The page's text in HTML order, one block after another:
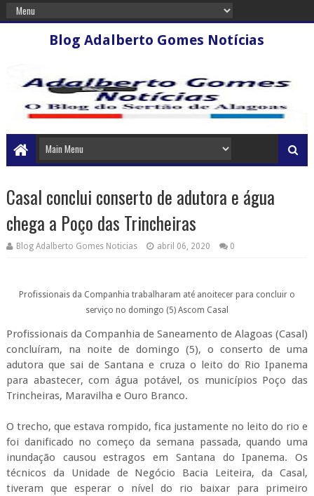
Blog Adalberto Gomes Notícias
Casal conclui conserto de adutora e água
chega a Poço das Trincheiras
Blog Adalberto Gomes Noticias abril 06, 2020 0
Profissionais da Companhia trabalharam até anoitecer para concluir o
serviço no domingo (5) Ascom Casal
Profissionais da Companhia de Saneamento de Alagoas (Casal)
concluíram, na noite de domingo (5), o conserto de uma
adutora que sai de Santana e cruza o leito do Rio Ipanema
para abastecer, com água potável, os municípios Poço das
Trincheiras, Maravilha e Ouro Branco.
O trecho, que estava rompido, fica justamente no leito do rio e
foi danificado no começo da semana passada, quando uma
inundação causou estragos em Santana do Ipanema. Os
técnicos da Unidade de Negócio Bacia Leiteira, da Casal,
tiveram que esperar o nível do rio baixar para primeiro